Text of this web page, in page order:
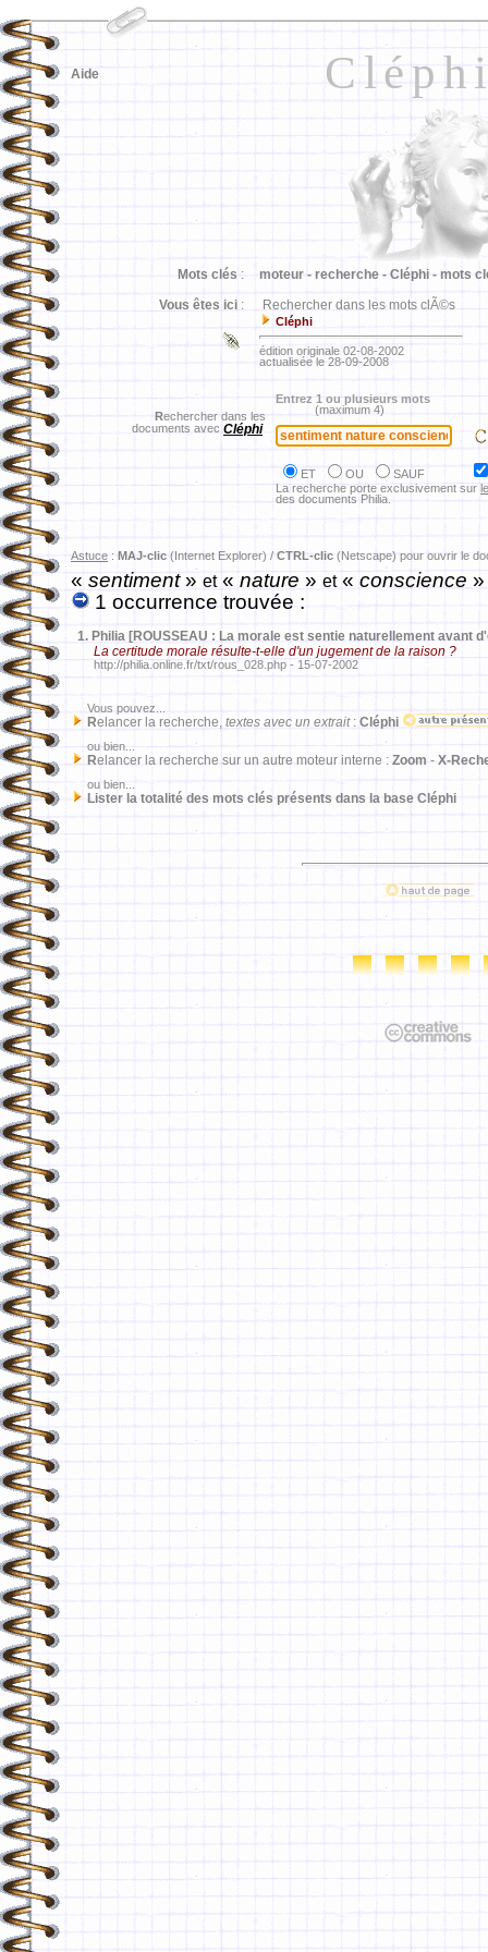
Aide
Mots clés : moteur - recherche - Cléphi - mots
Vous êtes ici : Rechercher dans les mots clÃ©s
Cléphi
édition originale 02-08-2002
actualisée le 28-09-2008
Rechercher dans les
documents avec Cléphi
Entrez 1 ou plusieurs mots
(maximum 4)
ET OU
SAUF
La recherche porte exclusivement sur
des documents Philia.
Astuce : MAJ-clic (Internet Explorer) / CTRL-clic (Netscape) pour ouvrir le
«sentiment» et« nature » et« conscience
1 occurrence trouvée :
1. Philia [ROUSSEAU : La morale est sentie naturellement avant
La certitude morale résulte-t-elle d'un jugement de la raison ?
http://philia.online.fr/txt/rous_028.php - 15-07-2002
Vous pouvez...
Relancer la recherche, textes avec un extrait: Cléphi
ou bien...
Relancer la recherche sur un autre moteur interne : Zoom - X-
ou bien...
Lister la totalité des mots clés présents dans la base Cléphi